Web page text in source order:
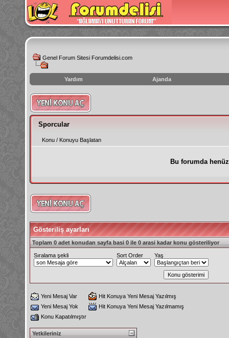
Genel Forum Sitesi Forumdelisi.com
Yardım Ajanda
instagram
izlenme
hilesi
Sporcular
Konu / Konuyu Başlatan
Bu forumda
Gösteriliş ayarları
Toplam 0 adet konudan sayfa basi 0 ile 0 arasi kadar konu gösteriliyor
Sıralama şekli Sort Order Yaş
Yeni Mesaj Var
Hit Konuya Yeni Mesaj Yazılmış
Yeni Mesaj Yok
Hit Konuya Yeni Mesaj Yazılmamış
Konu Kapatılmıştır
Yetkileriniz